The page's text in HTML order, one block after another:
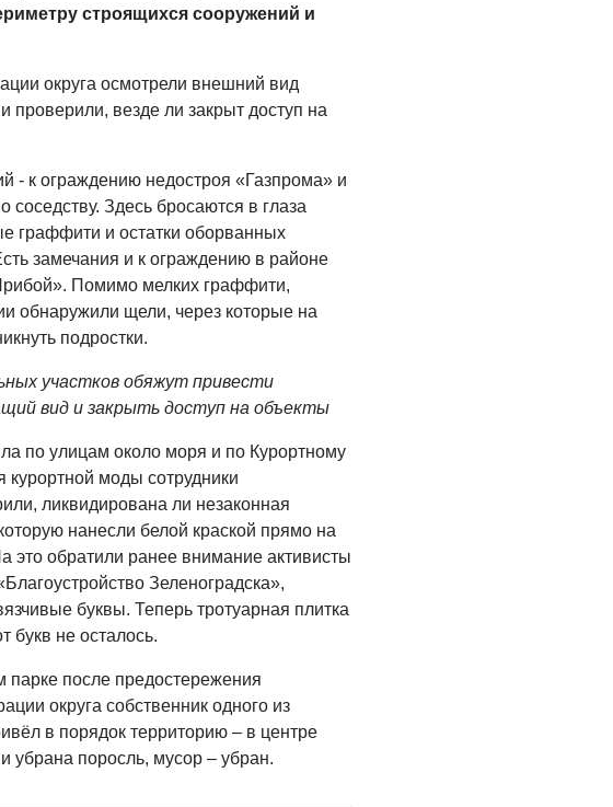
строящихся сооружений и
округа осмотрели внешний вид
проверили, везде ли закрыт доступ на
- к ограждению недостроя «Газпрома» и
соседству. Здесь бросаются в глаза
граффити и остатки оборванных
замечания и к ограждению в районе
Помимо мелких граффити,
обнаружили щели, через которые на
подростки.
участков обяжут привести
вид и закрыть доступ на объекты
по улицам около моря и по Курортному
курортной моды сотрудники
ликвидирована ли незаконная
нанесли белой краской прямо на
это обратили ранее внимание активисты
Зеленоградска»,
буквы. Теперь тротуарная плитка
букв не осталось.
после предостережения
округа собственник одного из
в порядок территорию – в центре
убрана поросль, мусор – убран.